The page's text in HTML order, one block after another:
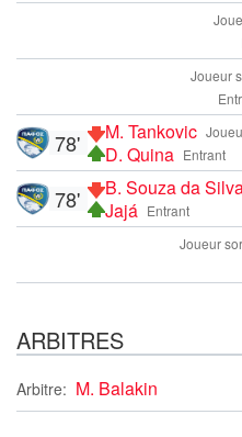
Joueur
M. Tankovic
Entrant
D. Quina
78'
B. Souza da
Entrant
Jajá
78'
Joueur
ARBITRES
Arbitre: M. Balakin